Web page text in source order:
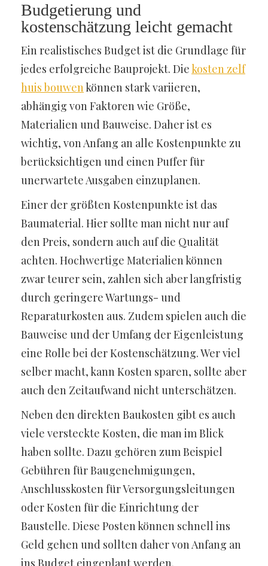
Budgetierung und
kostenschätzung leicht gemacht
Ein realistisches Budget ist die Grundlage für
jedes erfolgreiche Bauprojekt. Diekosten zelf
huis bouwenkönnen stark variieren,
abhängig von Faktoren wie Größe,
Materialien und Bauweise. Daher ist es
wichtig, von Anfang an alle Kostenpunkte zu
berücksichtigen und einen Puffer für
unerwartete Ausgaben einzuplanen.
Einer der größten Kostenpunkte ist das
Baumaterial. Hier sollte man nicht nur auf
den Preis, sondern auch auf die Qualität
achten. Hochwertige Materialien können
zwar teurer sein, zahlen sich aber langfristig
durch geringere Wartungs- und
Reparaturkosten aus. Zudem spielen auch die
Bauweise und der Umfang der Eigenleistung
eine Rolle bei der Kostenschätzung. Wer viel
selber macht, kann Kosten sparen, sollte aber
auch den Zeitaufwand nicht unterschätzen.
Neben den direkten Baukosten gibt es auch
viele versteckte Kosten, die man im Blick
haben sollte. Dazu gehören zum Beispiel
Gebühren für Baugenehmigungen,
Anschlusskosten für Versorgungsleitungen
oder Kosten für die Einrichtung der
Baustelle. Diese Posten können schnell ins
Geld gehen und sollten daher von Anfang an
ins Budget eingeplant werden.